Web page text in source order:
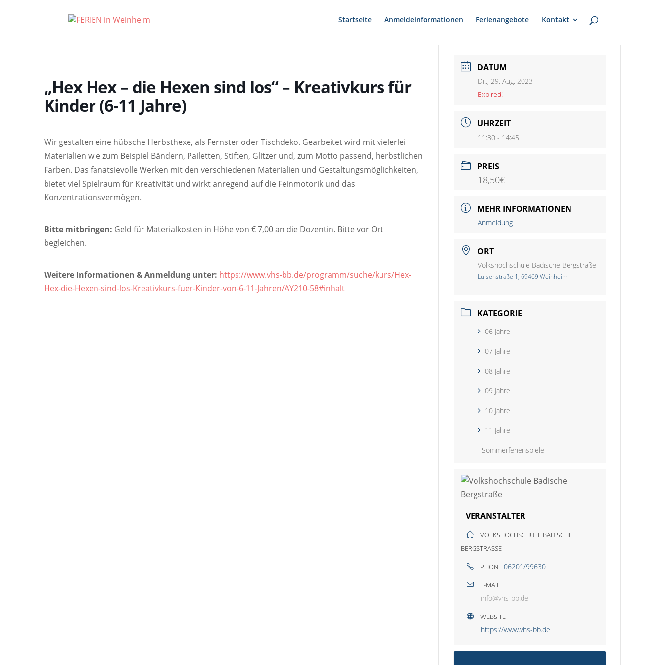
Startseite Anmeldeinformationen Ferienangebote Kontakt
„Hex Hex – die Hexen sind los“ – Kreativkurs für
Kinder (6-11 Jahre)
Wir gestalten eine hübsche Herbsthexe, als Fernster oder Tischdeko. Gearbeitet wird mit vielerlei
Materialien wie zum Beispiel Bändern, Pailetten, Stiften, Glitzer und, zum Motto passend, herbstlichen
Farben. Das fanatsievolle Werken mit den verschiedenen Materialien und Gestaltungsmöglichkeiten,
bietet viel Spielraum für Kreativität und wirkt anregend auf die Feinmotorik und das
Konzentrationsvermögen.
Bitte mitbringen: Geld für Materialkosten in Höhe von € 7,00 an die Dozentin. Bitte vor Ort
begleichen.
Weitere Informationen & Anmeldung unter: https://www.vhs-bb.de/programm/suche/kurs/Hex-
Hex-die-Hexen-sind-los-Kreativkurs-fuer-Kinder-von-6-11-Jahren/AY210-58#inhalt
DATUM
Di.., 29. Aug. 2023
Expired!
UHRZEIT
11:30 - 14:45
PREIS
18,50€
MEHR INFORMATIONEN
Anmeldung
ORT
Volkshochschule Badische Bergstraße
Luisenstraße 1, 69469 Weinheim
KATEGORIE
06 Jahre
07 Jahre
08 Jahre
09 Jahre
10 Jahre
11 Jahre
Sommerferienspiele
VERANSTALTER
VOLKSHOCHSCHULE BADISCHE
BERGSTRASSE
PHONE 06201/99630
E-MAIL
info@vhs-bb.de
WEBSITE
https://www.vhs-bb.de